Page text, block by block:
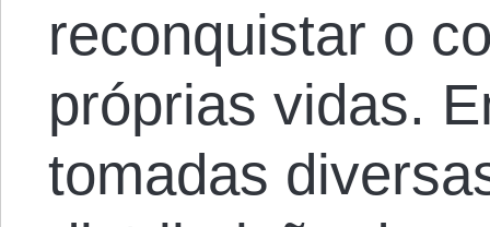
reconquistar o
próprias vidas.
tomadas